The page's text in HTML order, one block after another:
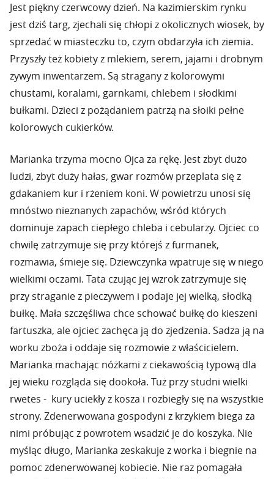
Jest piękny czerwcowy dzień. Na kazimierskim rynku
jest dziś targ, zjechali się chłopi z okolicznych wiosek, by
sprzedać w miasteczku to, czym obdarzyła ich ziemia.
Przyszły też kobiety z mlekiem, serem, jajami i drobnym
żywym inwentarzem. Są stragany z kolorowymi
chustami, koralami, garnkami, chlebem i słodkimi
bułkami. Dzieci z pożądaniem patrzą na słoiki pełne
kolorowych cukierków.
Marianka trzyma mocno Ojca za rękę. Jest zbyt dużo
ludzi, zbyt duży hałas, gwar rozmów przeplata się z
gdakaniem kur i rżeniem koni. W powietrzu unosi się
mnóstwo nieznanych zapachów, wśród których
dominuje zapach ciepłego chleba i cebularzy. Ojciec co
chwilę zatrzymuje się przy którejś z furmanek,
rozmawia, śmieje się. Dziewczynka wpatruje się w niego
wielkimi oczami. Tata czując jej wzrok zatrzymuje się
przy straganie z pieczywem i podaje jej wielką, słodką
bułkę. Mała szczęśliwa chce schować bułkę do kieszeni
fartuszka, ale ojciec zachęca ją do zjedzenia. Sadza ją na
worku zboża i oddaje się rozmowie z właścicielem.
Marianka machając nóżkami z ciekawością typową dla
jej wieku rozgląda się dookoła. Tuż przy studni wielki
rwetes - kury uciekły z kosza i rozbiegły się na wszystkie
strony. Zdenerwowana gospodyni z krzykiem biega za
nimi próbując z powrotem wsadzić je do koszyka. Nie
myśląc długo, Marianka zeskakuje z worka i biegnie na
pomoc zdenerwowanej kobiecie. Nie raz pomagała